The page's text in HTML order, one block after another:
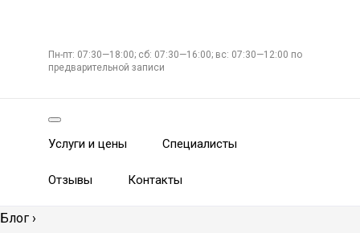
Пн-пт: 07:30—18:00; сб: 07:30—16:00; вс: 07:30—12:00 по
предварительной записи
Услуги и цены Специалисты
Отзывы Контакты
Блог ›